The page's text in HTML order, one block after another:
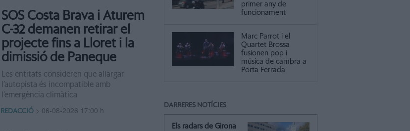
SOS Costa Brava i Aturem
C-32 demanen retirar el
projecte fins a Lloret i la
dimissió de Paneque
Les entitats consideren que allargar
l’autopista és incompatible amb
l’emergència climàtica
REDACCIÓ > 06-08-2026 17:00 h
primer any de
funcionament
Marc Parrot i el
Quartet Brossa
fusionen pop i
música de cambra a
Porta Ferrada
DARRERES NOTÍCIES
Els radars de Girona